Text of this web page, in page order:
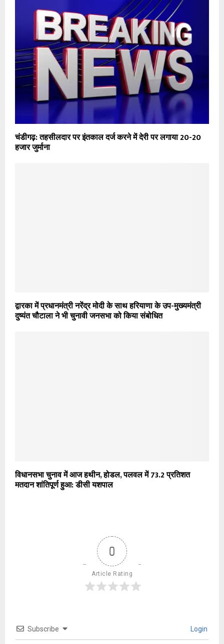
चंडीगढ़: तहसीलदार पर इंतकाल दर्ज करने में देरी पर लगाया 20-20
हजार जुर्माना
द्वारका में प्रधानमंत्री नरेंद्र मोदी के साथ हरियाणा के उप-मुख्यमंत्री
दुष्यंत चौटाला ने भी चुनावी जनसभा को किया संबोधित
विधानसभा चुनाव में आज हथीन, होडल, पलवल में 73.2 प्रतिशत
मतदान शांतिपूर्ण हुआ: डीसी यशपाल
0
Article Rating
Subscribe Login